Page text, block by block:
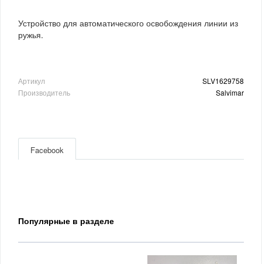
Устройство для автоматического освобождения линии из
ружья.
Артикул
SLV1629758
Производитель
Salvimar
Facebook
Популярные в разделе